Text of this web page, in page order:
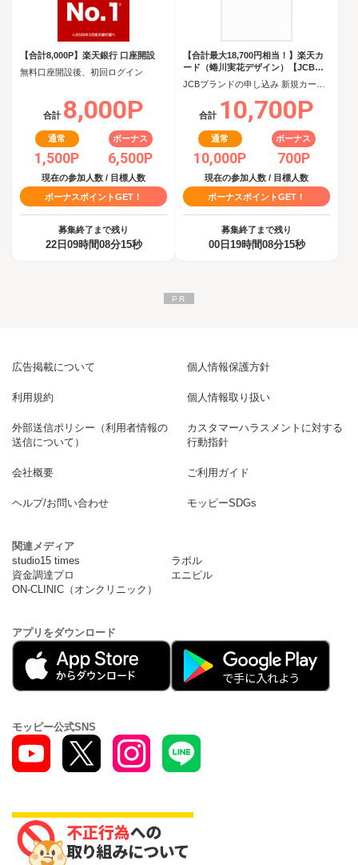
【合計8,000P】楽天銀行 口座開設
無料口座開設後、初回ログイン
合計 8,000P
通常
1,500P
ボーナス
6,500P
現在の参加人数 / 目標人数
ボーナスポイントGET！
募集終了まで残り
22日09時間08分15秒
【合計最大18,700円相当！】楽天カ
ード（蜷川実花デザイン）【JCBキ
ャンペーン実施中】
合計 10,700P
通常
10,000P
ボーナス
700P
現在の参加人数 / 目標人数
ボーナスポイントGET！
募集終了まで残り
00日19時間08分15秒
広告掲載について 個人情報保護方針
利用規約 個人情報取り扱い
外部送信ポリシー（利用者情報の
送信について）
カスタマーハラスメントに対する
行動指針
会社概要 ご利用ガイド
ヘルプ/お問い合わせ モッピーSDGs
関連メディア
studio15 times
ラボル
資金調達プロ
エニピル
ON-CLINIC（オンクリニック）
アプリをダウンロード
モッピー公式SNS